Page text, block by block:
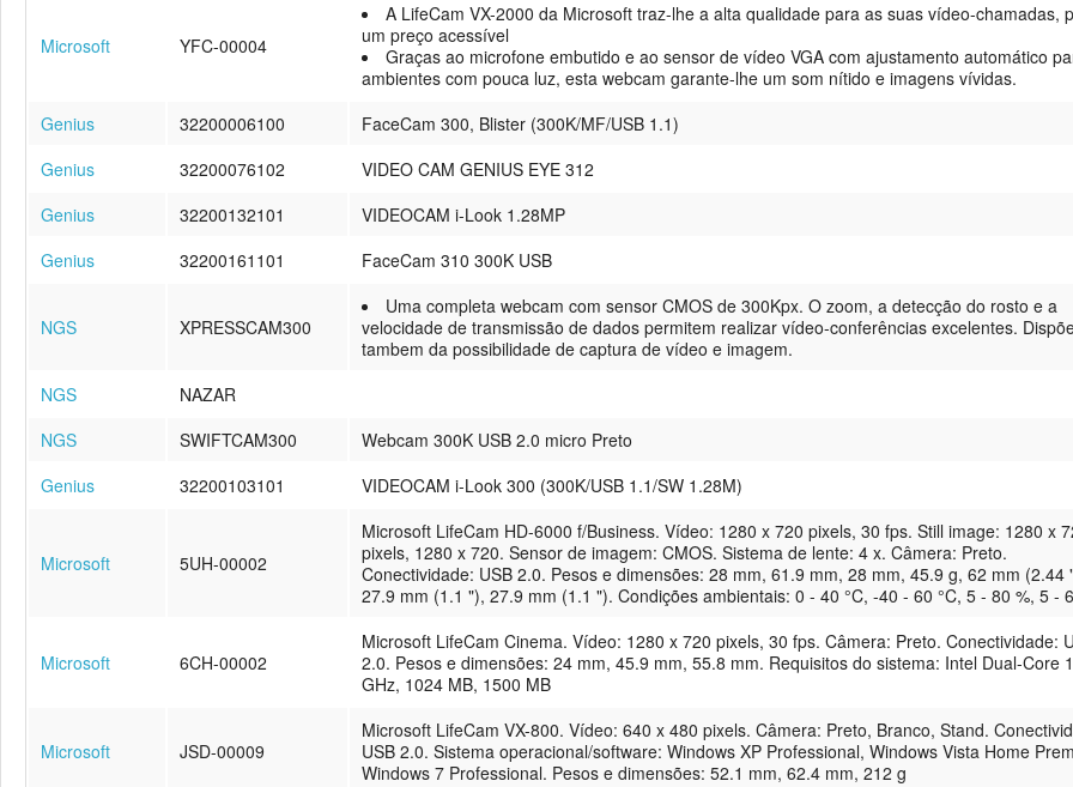
Microsoft YFC-00004
A LifeCam VX-2000 da Microsoft traz-lhe a alta qualidade para as suas vídeo-chamadas,
um preço acessível
Graças ao microfone embutido e ao sensor de vídeo VGA com ajustamento automático
ambientes com pouca luz, esta webcam garante-lhe um som nítido e imagens vívidas.
Genius
32200006100
FaceCam 300, Blister (300K/MF/USB 1.1)
Genius
32200076102
VIDEO CAM GENIUS EYE 312
Genius
32200132101
VIDEOCAM i-Look 1.28MP
Genius
32200161101 FaceCam 310 300K USB
NGS XPRESSCAM300
Uma completa webcam com sensor CMOS de 300Kpx. O zoom, a detecção do rosto e a
velocidade de transmissão de dados permitem realizar vídeo-conferências excelentes.
tambem da possibilidade de captura de vídeo e imagem.
NGS
NAZAR
NGS
SWIFTCAM300
Webcam 300K USB 2.0 micro Preto
Genius
32200103101 VIDEOCAM i-Look 300 (300K/USB 1.1/SW 1.28M)
Microsoft 5UH-00002
Microsoft LifeCam HD-6000 f/Business. Vídeo: 1280 x 720 pixels, 30 fps. Still image: 1280 x
pixels, 1280 x 720. Sensor de imagem: CMOS. Sistema de lente: 4 x. Câmera: Preto.
Conectividade: USB 2.0. Pesos e dimensões: 28 mm, 61.9 mm, 28 mm, 45.9 g, 62 mm (2.44
27.9 mm (1.1 "), 27.9 mm (1.1 "). Condições ambientais: 0 - 40 °C, -40 - 60 °C, 5 - 80 %, 5 -
Microsoft 6CH-00002
Microsoft LifeCam Cinema. Vídeo: 1280 x 720 pixels, 30 fps. Câmera: Preto. Conectividade:
2.0. Pesos e dimensões: 24 mm, 45.9 mm, 55.8 mm. Requisitos do sistema: Intel Dual-Core
GHz, 1024 MB, 1500 MB
Microsoft JSD-00009
Microsoft LifeCam VX-800. Vídeo: 640 x 480 pixels. Câmera: Preto, Branco, Stand.
USB 2.0. Sistema operacional/software: Windows XP Professional, Windows Vista Home
Windows 7 Professional. Pesos e dimensões: 52.1 mm, 62.4 mm, 212 g